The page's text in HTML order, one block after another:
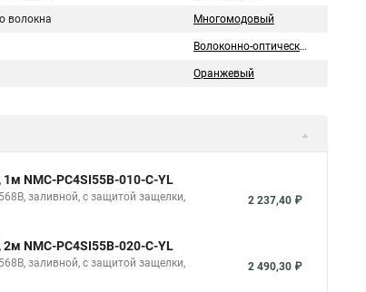
волокна Многомодовый
Волоконно-оптический
Оранжевый
NMC-PC4SI55B-010-C-YL
заливной, с защитой защелки,
2 237,40 ₽
NMC-PC4SI55B-020-C-YL
заливной, с защитой защелки,
2 490,30 ₽